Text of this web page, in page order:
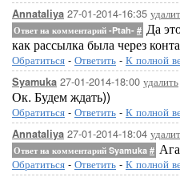
Annataliya 27-01-2014-16:35
Ответ на комментарий -Ptah- # Да
как рассылка была через
Обратиться - Ответить - К полной
Syamuka 27-01-2014-18:00 удалить
Ок. Будем ждать))
Обратиться - Ответить - К полной
Annataliya 27-01-2014-18:04
Ответ на комментарий Syamuka #
Обратиться - Ответить - К полной